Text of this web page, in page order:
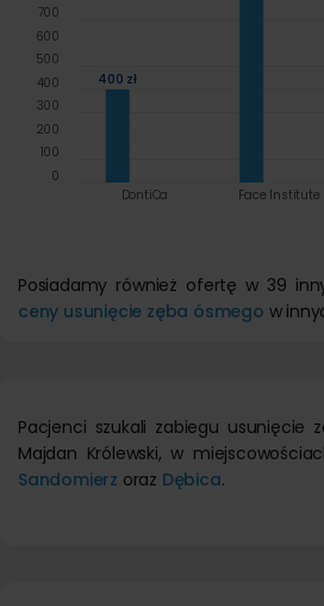
400 zł
DontiCa Face Institute
0
100
200
300
400
500
600
700
Posiadamy również ofertę w 39
ceny usunięcie zęba ósmego w
Pacjenci szukali zabiegu usunięcie
Majdan Królewski, w
Sandomierz oraz Dębica.